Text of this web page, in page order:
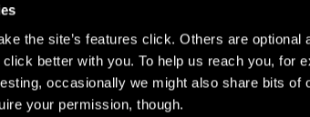
the site’s features click. Others are
better with you. To help us reach you, for
occasionally we might also share bits of
your permission, though.
Spotify und anderen Streaming-Plattformen